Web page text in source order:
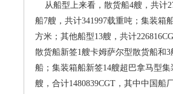
从船型上来看，散货船4艘，共计
船7艘，共计341997载重吨；集装箱
方米；其他船型13艘，共计
散货船新签1艘卡姆萨尔型散货船和
船；集装箱船新签14艘超巴拿马型
艘，合计1480839CGT，其中中国船